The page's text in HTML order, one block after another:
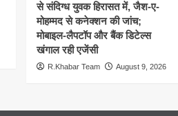
से संदिग्ध युवक हिरासत में, जैश-ए-
मोहम्मद से कनेक्शन की जांच;
मोबाइल-लैपटॉप और बैंक डिटेल्स
खंगाल रही एजेंसी
R.Khabar Team August 9, 2026